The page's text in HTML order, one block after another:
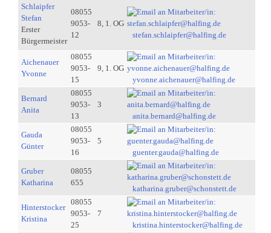
Schlaipfer
Stefan
Erster
Bürgermeister
08055
9053-
12
8, 1. OG
stefan.schlaipfer@halfing.de
Aichenauer
Yvonne
08055
9053-
15
9, 1. OG
yvonne.aichenauer@halfing.de
Bernard
Anita
08055
9053-
13
3
anita.bernard@halfing.de
Gauda
Günter
08055
9053-
16
5
guenter.gauda@halfing.de
Gruber
Katharina
08055
655
katharina.gruber@schonstett.de
Hinterstocker
Kristina
08055
9053-
25
7
kristina.hinterstocker@halfing.de